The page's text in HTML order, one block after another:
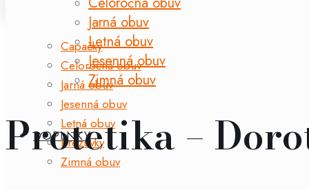
Jarná obuv
Letná obuv
Jesenná obuv
Zimná obuv
DOPLNKY
Capačky
Celoročná obuv
Jarná obuv
Jesenná obuv
Letná obuv
Prezuvky
Zimná obuv
Protetika –